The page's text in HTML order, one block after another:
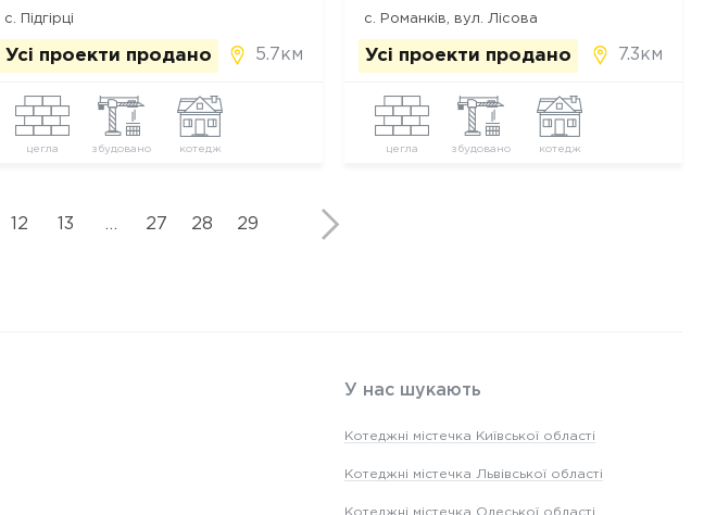
с. Підгірці
Усі проекти продано 5.7км
цегла збудовано котедж
с. Романків, вул. Лісова
Усі проекти продано 7.3км
цегла збудовано котедж
12 13 … 27 28 29
У нас шукають
Котеджні містечка Київської області
Котеджні містечка Львівської області
Котеджні містечка Одеської області